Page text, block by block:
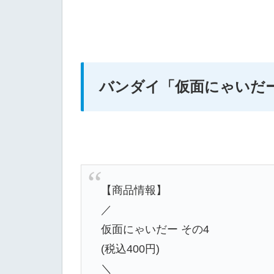
バンダイ 「仮面にゃいだ
【商品情報】
／
仮面にゃいだー その4
(税込400円)
＼